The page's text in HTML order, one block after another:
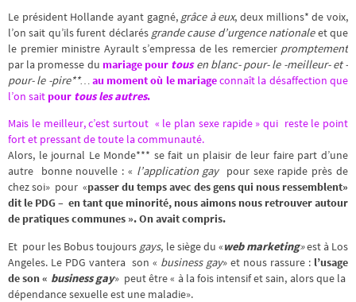
Le président Hollande ayant gagné, grâce à eux, deux millions* de voix,
l’on sait qu’ils furent déclarés grande cause d’urgence nationaleet que
le premier ministre Ayrault s’empressa de les remercier promptement
par la promesse du mariage pour tousen blanc- pour- le -meilleur- et -
pour- le -pire**…au moment où le mariageconnaît la désaffection que
l’on sait pour tous les autres.
Mais le meilleur, c’est surtout « le plan sexe rapide » qui reste le point
fort et pressant de toute la communauté.
Alors, le journal Le Monde*** se fait un plaisir de leur faire part d’une
autre bonne nouvelle : « l’application gaypour sexe rapide près de
chez soi» pour «passer du temps avec des gens qui nous ressemblent»
dit le PDG – en tant que minorité, nous aimons nous retrouver autour
de pratiques communes ». On avait compris.
Et pour les Bobus toujours gays, le siège du «web marketing»est à Los
Angeles. Le PDG vantera son « business gay» et nous rassure : l’usage
de son « business gay» peut être « à la fois intensif et sain, alors que la
dépendance sexuelle est une maladie».